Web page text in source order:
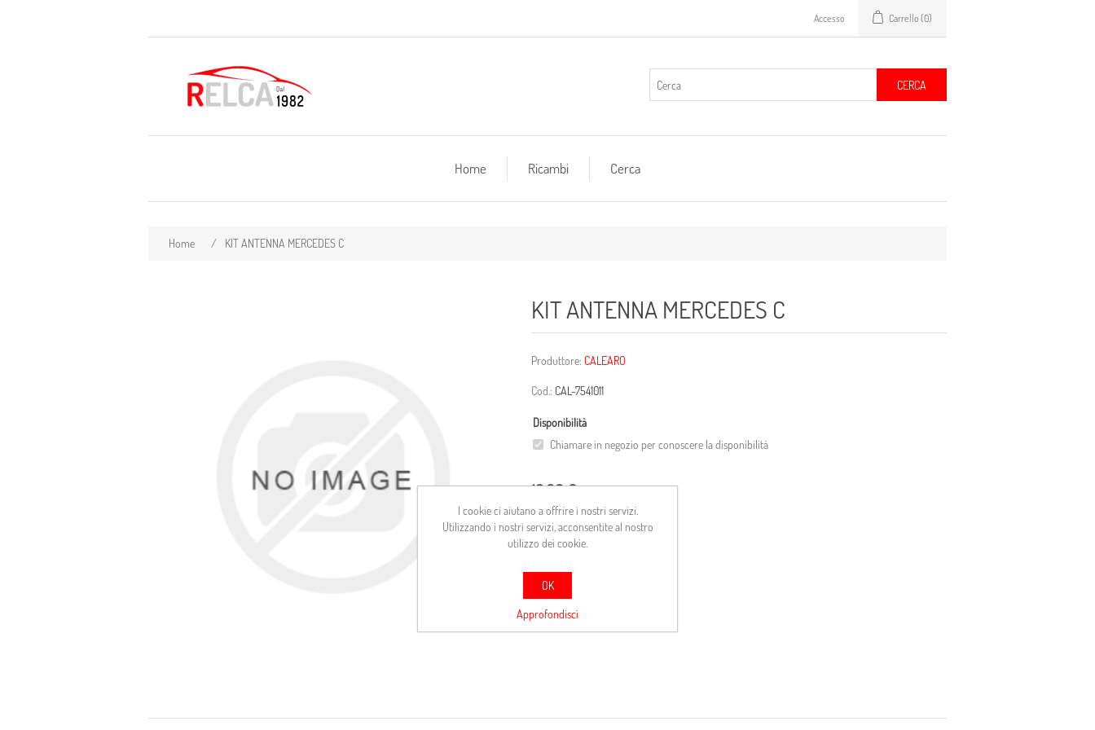
Accesso Carrello (0)
CERCA
Home Ricambi Cerca
Home / KIT ANTENNA MERCEDES C
KIT ANTENNA MERCEDES C
Produttore: CALEARO
Cod.: CAL-7541011
Disponibilità
Chiamare in negozio per conoscere la disponibilità
18,00 €
ACQUISTA
I cookie ci aiutano a offrire i nostri servizi.
Utilizzando i nostri servizi, acconsentite al nostro
utilizzo dei cookie.
OK
Approfondisci